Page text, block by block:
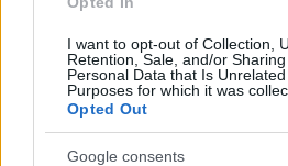
I want to opt-out of Collection,
Retention, Sale, and/or
Personal Data that Is
Purposes for which it was
Opted Out
Google consents
1996-ban megjelent
koncertfelvételén.
Forrás:MTI